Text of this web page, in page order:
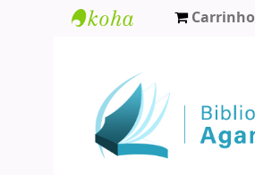
Agamenon
Magalhães
Carrinho